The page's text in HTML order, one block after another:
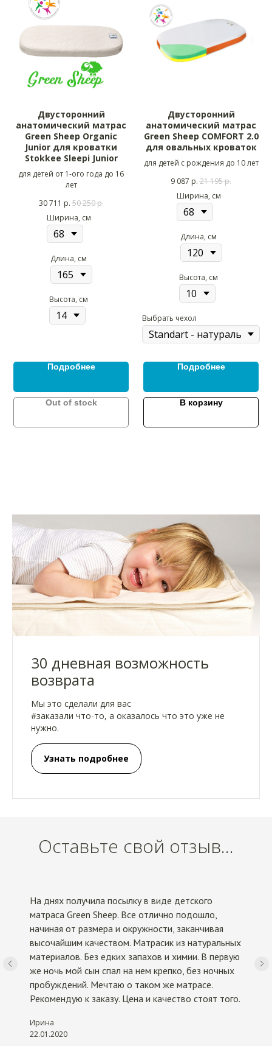
Двусторонний
анатомический матрас
Green Sheep Organic
Junior для кроватки
Stokkee Sleepi Junior
для детей от 1-ого года до 16
лет
30 711 р. 50 250р.
Ширина, см
Длина, см
Высота, см
Подробнее
Out of stock
Двусторонний
анатомический матрас
Green Sheep COMFORT 2.0
для овальных кроваток
для детей с рождения до 10 лет
9 087 р. 21 195р.
Ширина, см
Длина, см
Высота, см
Выбрать чехол
Подробнее
В корзину
30 дневная возможность
возврата
Мы это сделали для вас
#заказали что-то, а оказалось что это уже не
нужно.
Узнать подробнее
Оставьте свой отзыв...
На днях получила посылку в виде детского
матраса Green Sheep. Все отлично подошло,
начиная от размера и окружности, заканчивая
высочайшим качеством. Матрасик из натуральных
материалов. Без едких запахов и химии. В первую
же ночь мой сын спал на нем крепко, без ночных
пробуждений. Мечтаю о таком же матрасе.
Рекомендую к заказу. Цена и качество стоят того.
Ирина
22.01.2020